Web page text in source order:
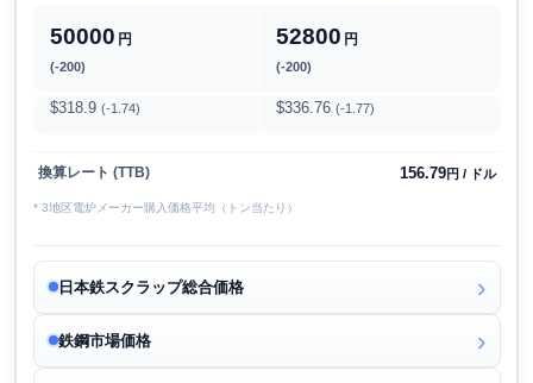
50000 円
(-200)
52800 円
(-200)
$318.9 (-1.74) $336.76 (-1.77)
換算レート (TTB) 156.79円 / ドル
* 3地区電炉メーカー購入価格平均（トン当たり）
日本鉄スクラップ総合価格
鉄鋼市場価格